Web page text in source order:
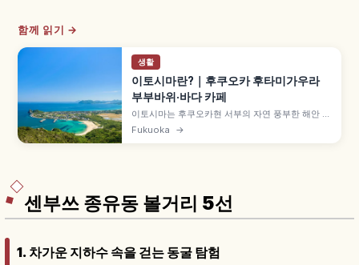
함께 읽기 →
생활
이토시마란?｜후쿠오카 후타미가우라
부부바위·바다 카페
이토시마는 후쿠오카현 서부의 자연 풍부한 해안 지
역으로, 후쿠오카 시내에서 차로 약 30분 거리 인기
Fukuoka →
센부쓰 종유동 볼거리 5선
1. 차가운 지하수 속을 걷는 동굴 탐험